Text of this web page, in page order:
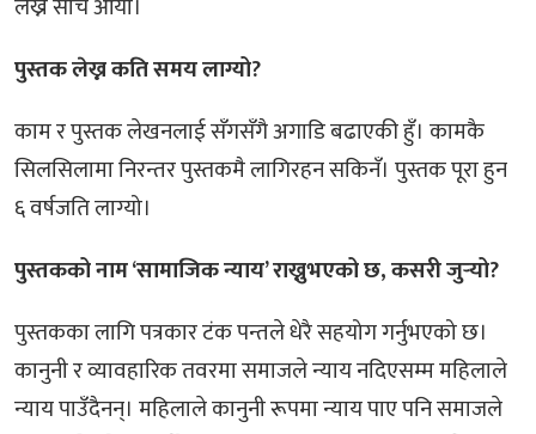
पुस्तक लेख्न कति समय लाग्यो?
काम र पुस्तक लेखनलाई सँगसँगै अगाडि बढाएकी हुँ। कामकै
सिलसिलामा निरन्तर पुस्तकमै लागिरहन सकिनँ। पुस्तक पूरा हुन
६ वर्षजति लाग्यो।
पुस्तकको नाम ‘सामाजिक न्याय’ राख्नुभएको छ, कसरी जुर्‍यो?
पुस्तकका लागि पत्रकार टंक पन्तले धेरै सहयोग गर्नुभएको छ।
कानुनी र व्यावहारिक तवरमा समाजले न्याय नदिएसम्म महिलाले
न्याय पाउँदैनन्। महिलाले कानुनी रूपमा न्याय पाए पनि समाजले